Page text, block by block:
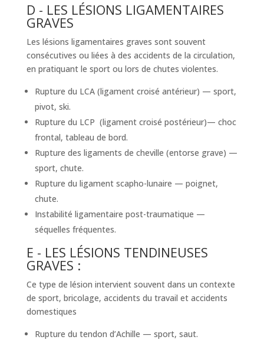
D - LES LÉSIONS LIGAMENTAIRES
GRAVES
Les lésions ligamentaires graves sont souvent
consécutives ou liées à des accidents de la circulation,
en pratiquant le sport ou lors de chutes violentes.
Rupture du LCA (ligament croisé antérieur) — sport,
pivot, ski.
Rupture du LCP (ligament croisé postérieur)— choc
frontal, tableau de bord.
Rupture des ligaments de cheville (entorse grave) —
sport, chute.
Rupture du ligament scapho-lunaire — poignet,
chute.
Instabilité ligamentaire post-traumatique —
séquelles fréquentes.
E - LES LÉSIONS TENDINEUSES
GRAVES :
Ce type de lésion intervient souvent dans un contexte
de sport, bricolage, accidents du travail et accidents
domestiques
Rupture du tendon d’Achille — sport, saut.